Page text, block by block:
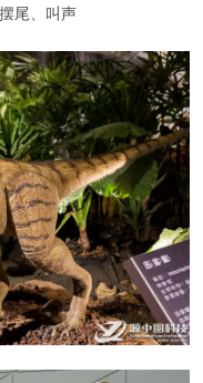
尾、叫声